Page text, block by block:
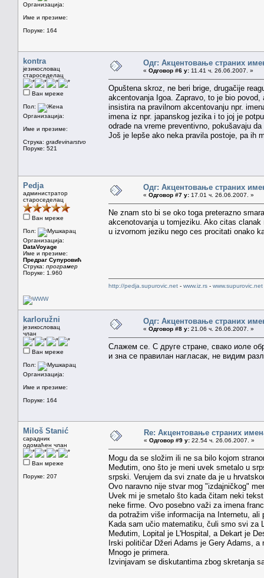
Организација:
Име и презиме:
Поруке: 164
kontra
језикословац
староседелац
Ван мреже
Пол:
Организација:
Име и презиме:
Струка: građevinarstvo
Поруке: 521
Одг: Акцентовање страних
« Одговор #6 у: 11.41 ч. 26.06.2007. »
Opuštena skroz, ne beri brige, drugačije
akcentovanja Igoa. Zapravo, to je bio
insistira na pravilnom akcentovanju npr.
imena iz npr. japanskog jezika i to joj je
odrade na vreme preventivno, pokušavaju
Još je lepše ako neka pravila postoje, pa ih
Pedja
администратор
староседелац
Ван мреже
Пол:
Организација:
DataVoyage
Име и презиме:
Предраг Супуровић
Струка: програмер
Поруке: 1.960
Одг: Акцентовање страних
« Одговор #7 у: 17.01 ч. 26.06.2007. »
Ne znam sto bi se oko toga preterazno
akcenotovanja u tomjeziku. Ako citas
u izvornom jeziku nego ces procitati onako
http://pedja.supurovic.net - www.iz.rs - www.supurovic.net
karloružni
језикословац
члан
Ван мреже
Пол:
Организација:
Име и презиме:
Поруке: 164
Одг: Акцентовање страних
« Одговор #8 у: 21.06 ч. 26.06.2007. »
Слажем се. С друге стране, свако иоле
и зна се правилан нагласак, не видим
Miloš Stanić
сарадник
одомаћен члан
Ван мреже
Поруке: 207
Re: Акцентовање страних
« Одговор #9 у: 22.54 ч. 26.06.2007. »
Mogu da se složim ili ne sa bilo kojom
Međutim, ono što je meni uvek smetalo u
srpski. Verujem da svi znate da je u
Ovo naravno nije stvar mog "izdajničkog"
Uvek mi je smetalo što kada čitam neki
neke firme. Ovo posebno važi za imena
da potražim više informacija na Internetu,
Kada sam učio matematiku, čuli smo svi za
Međutim, Lopital je L'Hospital, a Dekart je
Irski političar Džeri Adams je Gery Adams, a
Mnogo je primera.
Izvinjavam se diskutantima zbog skretanja